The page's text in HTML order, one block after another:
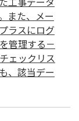
また、メー
ラスにログ
管理する－
ェックリス
、該当デー